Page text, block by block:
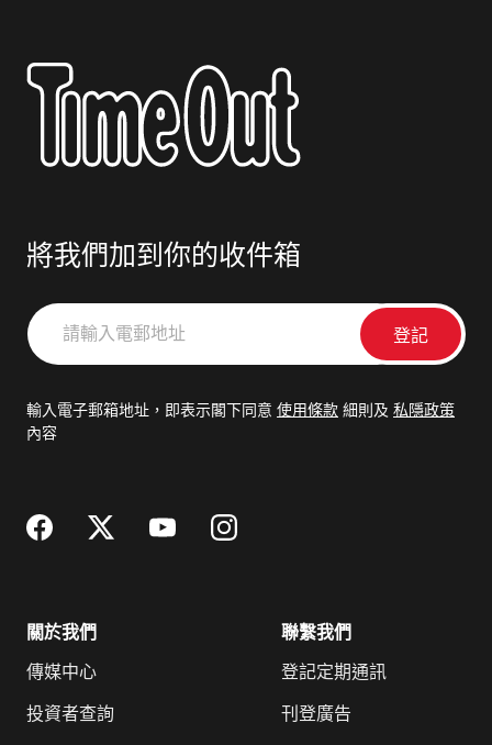
將我們加到你的收件箱
請
輸
郵
輸入電子郵箱地址，即表示閣下同意 使用條款 細則及 私隱政策
內容
關於我們
傳媒中心
投資者查詢
聯繫我們
登記定期通訊
刊登廣告